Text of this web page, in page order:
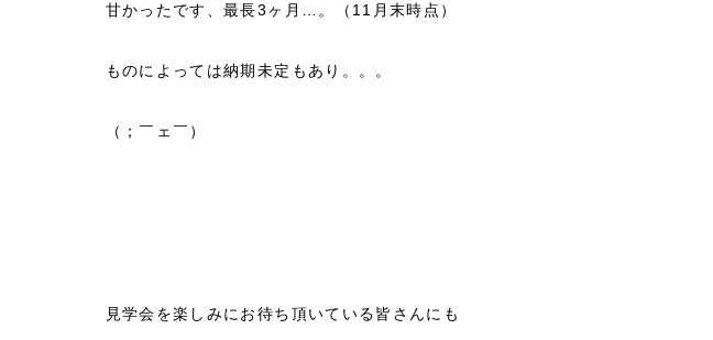
甘かったです、最長3ヶ月…。（11月末時点）
ものによっては納期未定もあり。。。
（；￣ェ￣）
見学会を楽しみにお待ち頂いている皆さんにも